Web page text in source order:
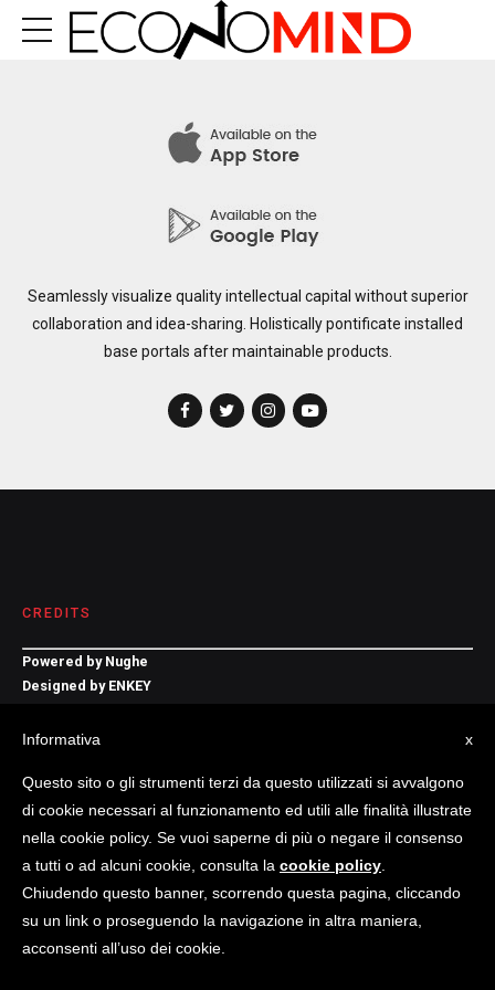
Seamlessly visualize quality intellectual capital without superior
collaboration and idea-sharing. Holistically pontificate installed
base portals after maintainable products.
CREDITS
Powered by Nughe
Designed by ENKEY
Home News Privacy Cookie Policy
x
Informativa
Questo sito o gli strumenti terzi da questo utilizzati si avvalgono
di cookie necessari al funzionamento ed utili alle finalità illustrate
nella cookie policy. Se vuoi saperne di più o negare il consenso
a tutti o ad alcuni cookie, consulta la cookie policy
Chiudendo questo banner, scorrendo questa pagina, cliccando
su un link o proseguendo la navigazione in altra maniera,
acconsenti all’uso dei cookie.